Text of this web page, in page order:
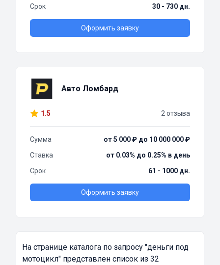
Срок 30 - 730 дн.
Оформить заявку
Авто Ломбард
1.5 2 отзыва
Сумма
от 5 000 ₽ до 10 000 000 ₽
Ставка
от 0.03% до 0.25% в день
Срок
61 - 1000 дн.
Оформить заявку
На странице каталога по запросу "деньги под
мотоцикл" представлен список из 32